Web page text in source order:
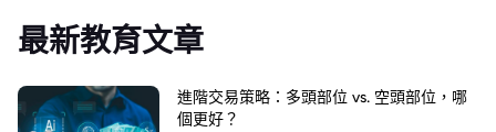
最新教育文章
進階交易策略：多頭部位 vs. 空頭部位，哪
個更好？